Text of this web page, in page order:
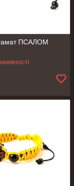
ПСАЛОМ